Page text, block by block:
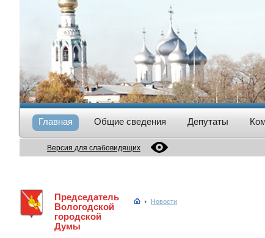
Главная Общие сведения Депутаты
Версия для слабовидящих
Председатель
Вологодской
городской
Думы
Новости